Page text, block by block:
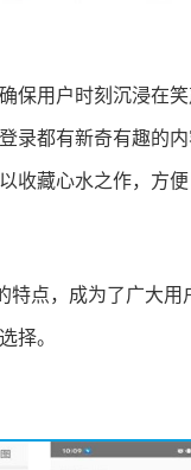
保用户时刻沉浸在笑
录都有新奇有趣的内
收藏心水之作，方便
点，成为了广大
择。